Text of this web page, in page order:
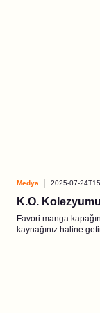
Medya 2025-07-
K.O.
Favori manga
kaynağınız haline